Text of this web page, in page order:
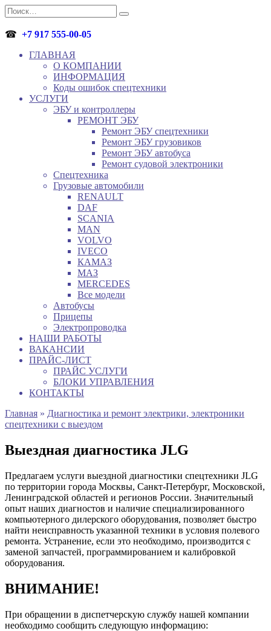
Перейти
к
содержанию
Search
for:
☎ +7 917 555-00-05
ГЛАВНАЯ
О КОМПАНИИ
ИНФОРМАЦИЯ
Коды ошибок спецтехники
УСЛУГИ
ЭБУ и контроллеры
РЕМОНТ ЭБУ
Ремонт ЭБУ спецтехники
Ремонт ЭБУ грузовиков
Ремонт ЭБУ автобуса
Ремонт судовой электроники
Спецтехника
Грузовые автомобили
RENAULT
DAF
SCANIA
MAN
VOLVO
IVECO
КАМАЗ
МАЗ
MERCEDES
Все модели
Автобусы
Прицепы
Электропроводка
НАШИ РАБОТЫ
ВАКАНСИИ
ПРАЙС-ЛИСТ
ПРАЙС УСЛУГИ
БЛОКИ УПРАВЛЕНИЯ
КОНТАКТЫ
Главная » Диагностика и ремонт электрики, электроники
спецтехники с выездом
Выездная диагностика JLG
Предлагаем услуги выездной диагностики спецтехники JLG
по территории города Москвы, Санкт-Петербург, Московской,
Ленинградской областей и регионов России. Значительный
опыт наших диагностов и наличие специализированного
компьютерного дилерского оборудования, позволяет быстро
найти неисправность указанной техники в условия полевого
ремонта. Устранение, если это необходимо, производится с
заменой запчастей, программированием и калибровкой
оборудования.
ВНИМАНИЕ!
При обращении в диспетчерскую службу нашей компании
необходимо сообщить следующую информацию: